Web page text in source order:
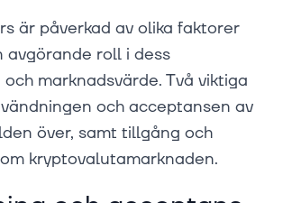
är påverkad av olika faktorer
avgörande roll i dess
marknadsvärde. Två viktiga
och acceptansen av
över, samt tillgång och
kryptovalutamarknaden.